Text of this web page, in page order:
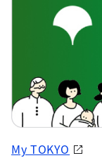
My TOKYO